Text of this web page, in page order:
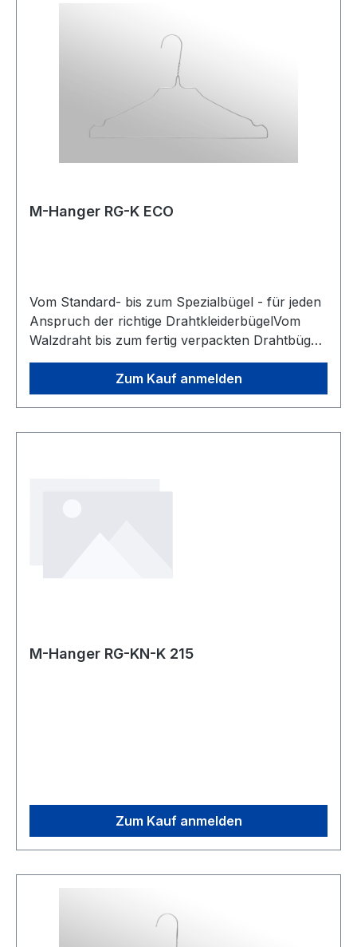
ermöglichen uns auftragsbezogene
Produktionsplanung mit integrierten
Qualitätskreisläufen.Finden Sie Ihren perfekten
Bügel aus unseren für Reinigung- sowie
Wäschereibedarf angepassten Bügeltypen.
M-Hanger RG-K ECO
Vom Standard- bis zum Spezialbügel - für jeden
Anspruch der richtige DrahtkleiderbügelVom
Walzdraht bis zum fertig verpackten Drahtbügel.
Ständige Entwicklung in den Verfahren
Drahtzieherei und Galvanisierungstechnologie
zeichnen unsere Produkte bezüglich
Oberflächenbeschaffenheit besonders aus. Die
Produktionsplanung mit integrierten
Zum Kauf anmelden
M-Hanger RG-KN-K 215
Zum Kauf anmelden